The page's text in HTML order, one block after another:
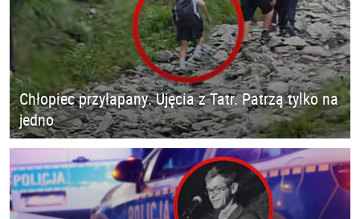
Chłopiec przyłapany. Ujęcia z Tatr. Patrzą tylko na
jedno